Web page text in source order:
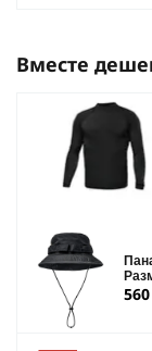
Вместе